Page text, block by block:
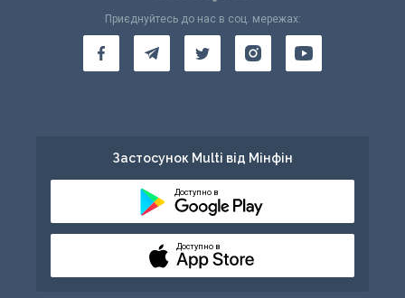
Приєднуйтесь до нас в соц. мережах:
Застосунок Multi від Мінфін
Доступно в
Доступно в